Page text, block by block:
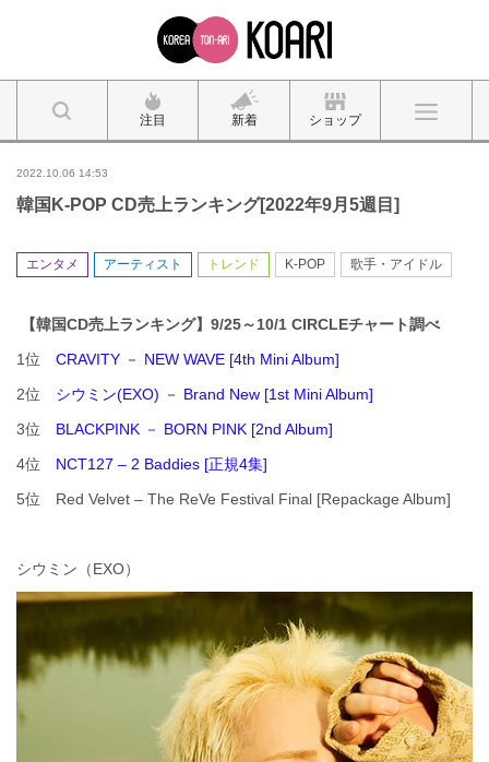
注目 新着 ショップ
2022.10.06 14:53
韓国K-POP CD売上ランキング[2022年9月5週目]
エンタメ アーティスト トレンド K-POP 歌手・アイドル
【韓国CD売上ランキング】9/25～10/1 CIRCLEチャート調べ
1位 CRAVITY － NEW WAVE [4th Mini Album]
2位 シウミン(EXO) － Brand New [1st Mini Album]
3位 BLACKPINK － BORN PINK [2nd Album]
4位 NCT127 – 2 Baddies [正規4集]
5位 Red Velvet – The ReVe Festival Final [Repackage Album]
シウミン（EXO）